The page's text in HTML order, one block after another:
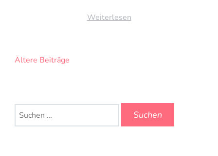
Weiterlesen
Beitragsnavigation
Ältere Beiträge
Suchen
nach: